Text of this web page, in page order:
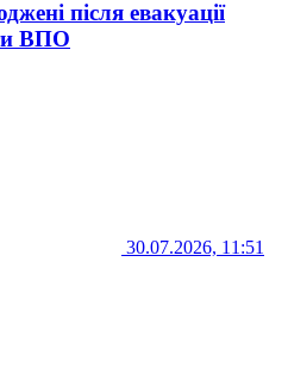
після евакуації
ВПО
30.07.2026, 11:51